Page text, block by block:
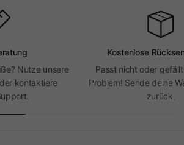
Nutze unsere
kontaktiere
Kostenlose
Passt nicht oder
Problem! Sende deine
zurück.